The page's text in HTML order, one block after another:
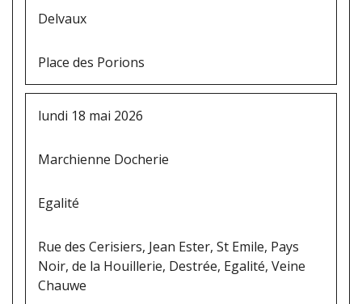
Delvaux
Place des Porions
lundi 18 mai 2026
Marchienne Docherie
Egalité
Rue des Cerisiers, Jean Ester, St Emile, Pays
Noir, de la Houillerie, Destrée, Egalité, Veine
Chauwe